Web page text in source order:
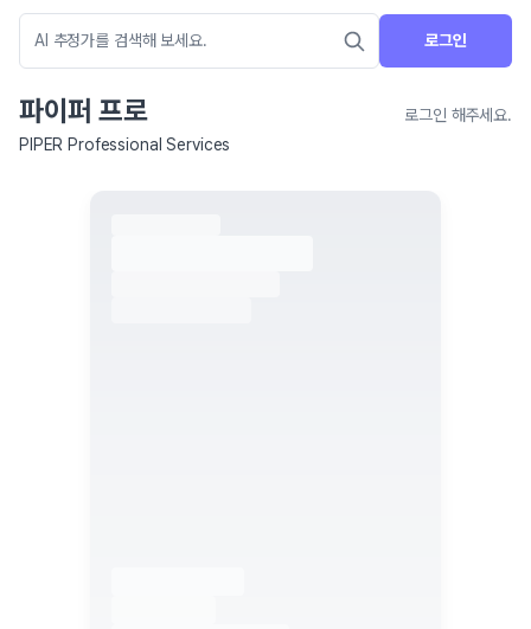
로그인
파이퍼 프로
로그인 해주세요.
PIPER Professional Services